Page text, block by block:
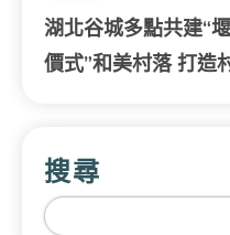
湖北谷城多點共建“
價式”和美村落 打造
搜尋